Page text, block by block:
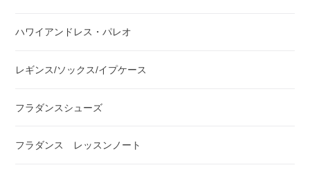
ハワイアンドレス・パレオ
レギンス/ソックス/イプケース
フラダンスシューズ
フラダンス レッスンノート